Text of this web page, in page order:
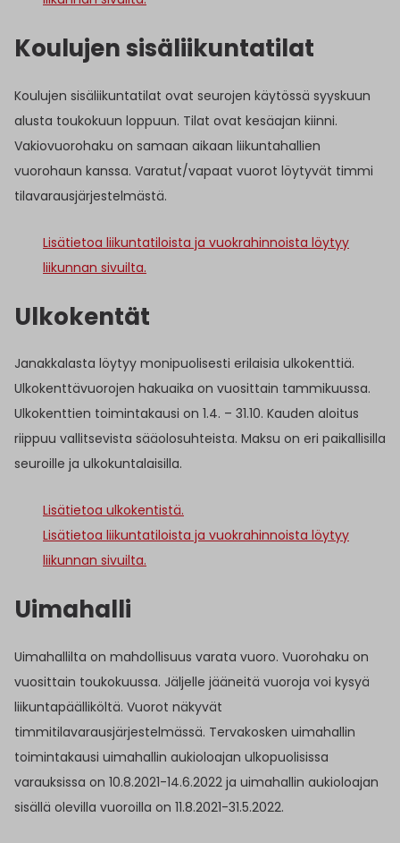
Koulujen sisäliikuntatilat
Koulujen sisäliikuntatilat ovat seurojen käytössä syyskuun
alusta toukokuun loppuun. Tilat ovat kesäajan kiinni.
Vakiovuorohaku on samaan aikaan liikuntahallien
vuorohaun kanssa. Varatut/vapaat vuorot löytyvät timmi
tilavarausjärjestelmästä.
Lisätietoa liikuntatiloista ja vuokrahinnoista löytyy
liikunnan sivuilta.
Ulkokentät
Janakkalasta löytyy monipuolisesti erilaisia ulkokenttiä.
Ulkokenttävuorojen hakuaika on vuosittain tammikuussa.
Ulkokenttien toimintakausi on 1.4. – 31.10. Kauden aloitus
riippuu vallitsevista sääolosuhteista. Maksu on eri paikallisilla
seuroille ja ulkokuntalaisilla.
Lisätietoa ulkokentistä.
Lisätietoa liikuntatiloista ja vuokrahinnoista löytyy
liikunnan sivuilta.
Uimahalli
Uimahallilta on mahdollisuus varata vuoro. Vuorohaku on
vuosittain toukokuussa. Jäljelle jääneitä vuoroja voi kysyä
liikuntapäälliköltä. Vuorot näkyvät
timmitilavarausjärjestelmässä. Tervakosken uimahallin
toimintakausi uimahallin aukioloajan ulkopuolisissa
varauksissa on 10.8.2021-14.6.2022 ja uimahallin aukioloajan
sisällä olevilla vuoroilla on 11.8.2021-31.5.2022.